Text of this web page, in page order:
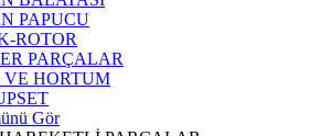
PAPUCU
ROTOR
PARÇALAR
VE HORTUM
Gör